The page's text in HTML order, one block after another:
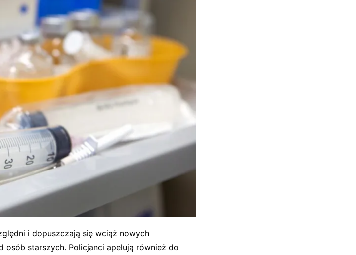
i dopuszczają się wciąż nowych
osób starszych. Policjanci apelują również do